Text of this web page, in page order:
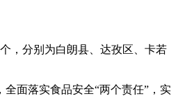
，分别为白朗县、达孜区、卡若
面落实食品安全“两个责任”，实